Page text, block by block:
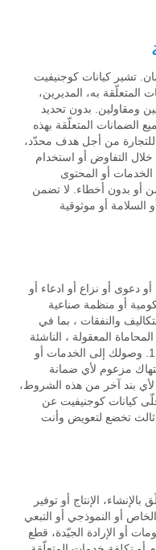
تشير كيانات كوجنيفيت
به، المديرين،
ومقاولين. بدون تحديد
الضمانات المتعلّقة بهذه
من أجل هدف محدّد،
التفاوض أو استخدام
الخدمات أو المحتوى
أو بدون أخطاء. لا تضمن
السلامة أو موثوقية
دعوى أو نزاع أو ادعاء أو
أو منظمة صناعية
والنفقات ، بما في
المعقولة ، الناشئة
عن أو بأي شكل من الأشكال المتعلقة ب1. وصولك إلى الخدمات أو
خرقك أو أي انتهاك مزعوم لأي ضمانة
بند آخر من هذه الشروط،
كيانات كوجنيفيت عن
تخضع لتعويض وأنت
الإنتاج أو توفير
أو النموذجي أو التبعي
أو الإرادة الجيّدة، قطع